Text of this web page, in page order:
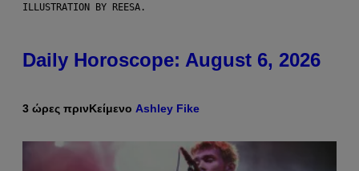
ILLUSTRATION BY REESA.
Daily Horoscope: August 6, 2026
3 ώρες πρινΚείμενο Ashley Fike